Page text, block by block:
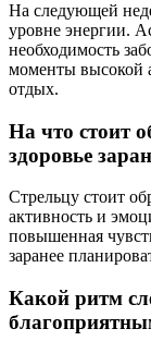
На следующей
уровне энергии.
необходимость
моменты высокой
отдых.
На что стоит
здоровье
Стрельцу стоит
активность и
повышенная
заранее
Какой ритм